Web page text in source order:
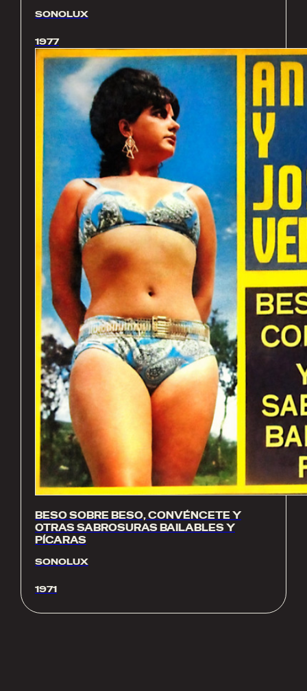
SONOLUX
1977
BESO SOBRE BESO, CONVÉNCETE Y
OTRAS SABROSURAS BAILABLES Y
PÍCARAS
SONOLUX
1971